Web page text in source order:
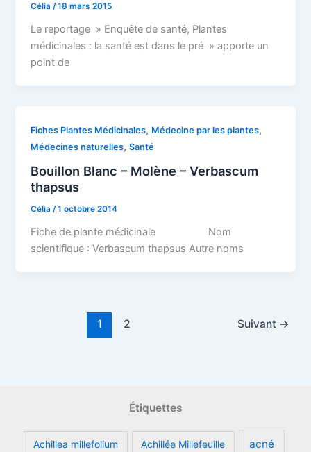
Célia/18 mars 2015
Le reportage » Enquête de santé, Plantes
médicinales : la santé est dans le pré » apporte un
point de
Fiches Plantes Médicinales, Médecine par les plantes,
Médecines naturelles,Santé
Bouillon Blanc – Molène – Verbascum
thapsus
Célia/1 octobre 2014
Fiche de plante médicinale Nom
scientifique : Verbascum thapsus Autre noms
1 2 Suivant →
Étiquettes
Achillea millefolium Achillée Millefeuille acné